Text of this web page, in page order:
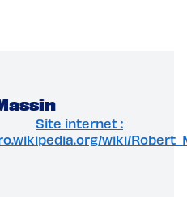
Site internet :
wiki/